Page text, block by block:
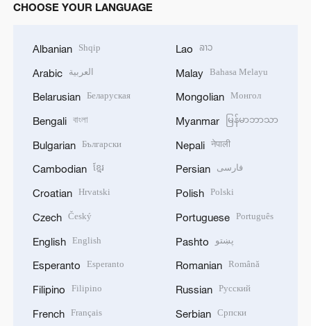
CHOOSE YOUR LANGUAGE
Albanian Shqip
Arabic العربية
Belarusian Беларуская
Bengali বাংলা
Bulgarian Български
Cambodian ខ្មែរ
Croatian Hrvatski
Czech Český
English English
Esperanto Esperanto
Filipino Filipino
French Français
Lao ລາວ
Malay Bahasa Melayu
Mongolian Монгол
Myanmar မြန်မာဘာသာ
Nepali नेपाली
Persian فارسی
Polish Polski
Portuguese Português
Pashto پښتو
Romanian Română
Russian Русский
Serbian Српски